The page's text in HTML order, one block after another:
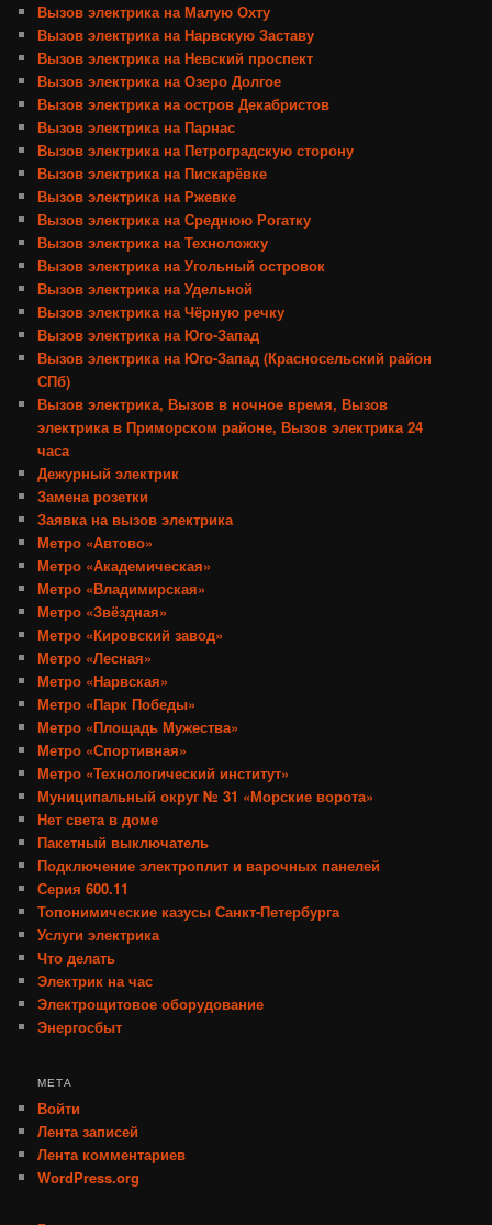
Вызов электрика на Малую Охту
Вызов электрика на Нарвскую Заставу
Вызов электрика на Невский проспект
Вызов электрика на Озеро Долгое
Вызов электрика на остров Декабристов
Вызов электрика на Парнас
Вызов электрика на Петроградскую сторону
Вызов электрика на Пискарёвке
Вызов электрика на Ржевке
Вызов электрика на Среднюю Рогатку
Вызов электрика на Техноложку
Вызов электрика на Угольный островок
Вызов электрика на Удельной
Вызов электрика на Чёрную речку
Вызов электрика на Юго-Запад
Вызов электрика на Юго-Запад (Красносельский район
СПб)
Вызов электрика, Вызов в ночное время, Вызов
электрика в Приморском районе, Вызов электрика 24
часа
Дежурный электрик
Замена розетки
Заявка на вызов электрика
Метро «Автово»
Метро «Академическая»
Метро «Владимирская»
Метро «Звёздная»
Метро «Кировский завод»
Метро «Лесная»
Метро «Нарвская»
Метро «Парк Победы»
Метро «Площадь Мужества»
Метро «Спортивная»
Метро «Технологический институт»
Муниципальный округ № 31 «Морские ворота»
Нет света в доме
Пакетный выключатель
Подключение электроплит и варочных панелей
Серия 600.11
Топонимические казусы Санкт-Петербурга
Услуги электрика
Что делать
Электрик на час
Электрощитовое оборудование
Энергосбыт
МЕТА
Войти
Лента записей
Лента комментариев
WordPress.org